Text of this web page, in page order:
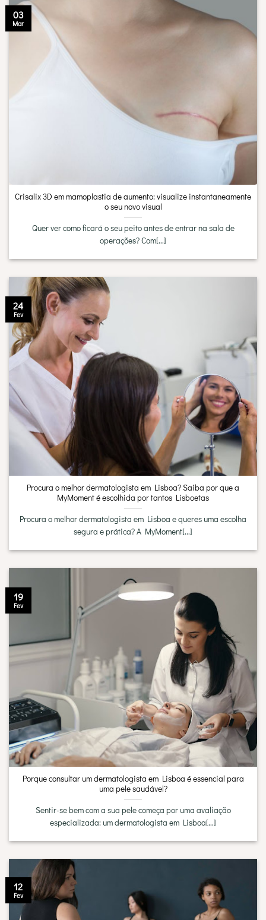
Crisalix 3D em mamoplastia de aumento: visualize instantaneamente
o seu novo visual
Quer ver como ficará o seu peito antes de entrar na sala de
operações? Com[...]
03
Mar
Procura o melhor dermatologista em Lisboa? Saiba por que a
MyMoment é escolhida por tantos Lisboetas
Procura o melhor dermatologista em Lisboa e queres uma escolha
segura e prática? A MyMoment[...]
24
Fev
Porque consultar um dermatologista em Lisboa é essencial para
uma pele saudável?
Sentir-se bem com a sua pele começa por uma avaliação
especializada: um dermatologista em Lisboa[...]
19
Fev
12
Fev